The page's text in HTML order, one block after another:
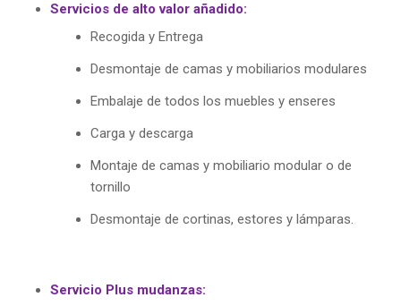
Servicios de alto valor añadido:
Recogida y Entrega
Desmontaje de camas y mobiliarios modulares
Embalaje de todos los muebles y enseres
Carga y descarga
Montaje de camas y mobiliario modular o de
tornillo
Desmontaje de cortinas, estores y lámparas.
Servicio Plus mudanzas: